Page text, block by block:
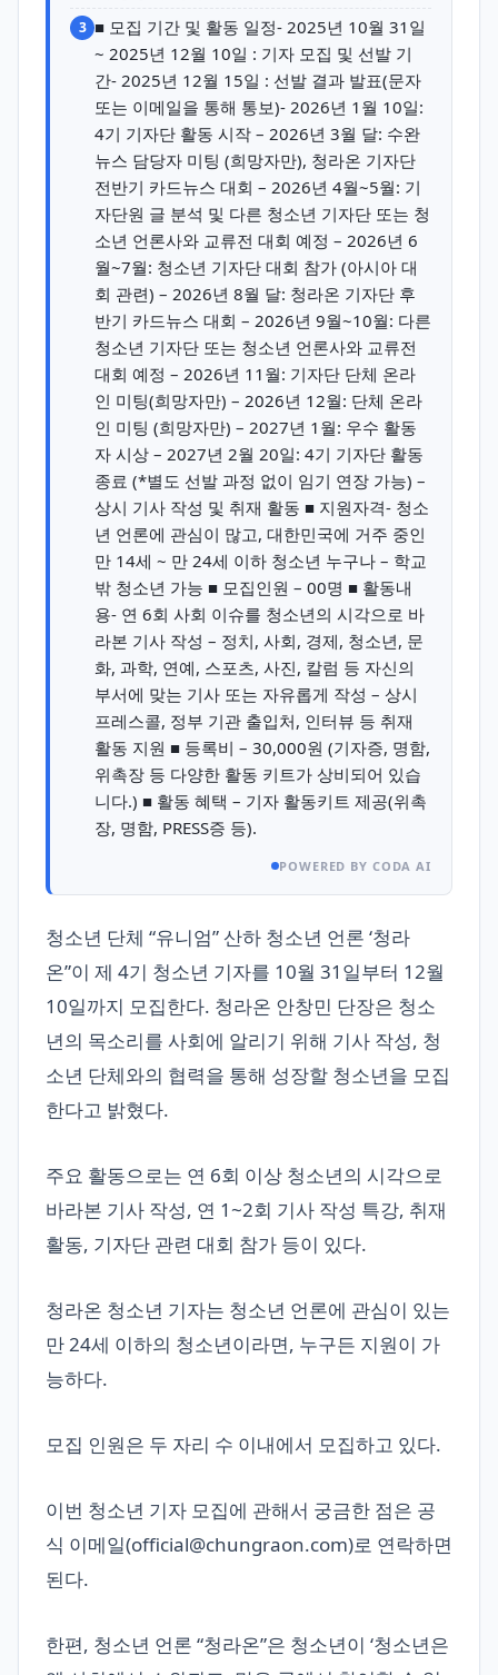
3 ■ 모집 기간 및 활동 일정- 2025년 10월 31일
~ 2025년 12월 10일 : 기자 모집 및 선발 기
간- 2025년 12월 15일 : 선발 결과 발표(문자
또는 이메일을 통해 통보)- 2026년 1월 10일:
4기 기자단 활동 시작 – 2026년 3월 달: 수완
뉴스 담당자 미팅 (희망자만), 청라온 기자단
전반기 카드뉴스 대회 – 2026년 4월~5월: 기
자단원 글 분석 및 다른 청소년 기자단 또는 청
소년 언론사와 교류전 대회 예정 – 2026년 6
월~7월: 청소년 기자단 대회 참가 (아시아 대
회 관련) – 2026년 8월 달: 청라온 기자단 후
반기 카드뉴스 대회 – 2026년 9월~10월: 다른
청소년 기자단 또는 청소년 언론사와 교류전
대회 예정 – 2026년 11월: 기자단 단체 온라
인 미팅(희망자만) – 2026년 12월: 단체 온라
인 미팅 (희망자만) – 2027년 1월: 우수 활동
자 시상 – 2027년 2월 20일: 4기 기자단 활동
종료 (*별도 선발 과정 없이 임기 연장 가능) –
상시 기사 작성 및 취재 활동 ■ 지원자격- 청소
년 언론에 관심이 많고, 대한민국에 거주 중인
만 14세 ~ 만 24세 이하 청소년 누구나 – 학교
밖 청소년 가능 ■ 모집인원 – 00명 ■ 활동내
용- 연 6회 사회 이슈를 청소년의 시각으로 바
라본 기사 작성 – 정치, 사회, 경제, 청소년, 문
화, 과학, 연예, 스포츠, 사진, 칼럼 등 자신의
부서에 맞는 기사 또는 자유롭게 작성 – 상시
프레스콜, 정부 기관 출입처, 인터뷰 등 취재
활동 지원 ■ 등록비 – 30,000원 (기자증, 명함,
위촉장 등 다양한 활동 키트가 상비되어 있습
니다.) ■ 활동 혜택 – 기자 활동키트 제공(위촉
장, 명함, PRESS증 등).
POWERED BY CODA AI
청소년 단체 “유니엄” 산하 청소년 언론 ‘청라
온”이 제 4기 청소년 기자를 10월 31일부터 12월
10일까지 모집한다. 청라온 안창민 단장은 청소
년의 목소리를 사회에 알리기 위해 기사 작성, 청
소년 단체와의 협력을 통해 성장할 청소년을 모집
한다고 밝혔다.
주요 활동으로는 연 6회 이상 청소년의 시각으로
바라본 기사 작성, 연 1~2회 기사 작성 특강, 취재
활동, 기자단 관련 대회 참가 등이 있다.
청라온 청소년 기자는 청소년 언론에 관심이 있는
만 24세 이하의 청소년이라면, 누구든 지원이 가
능하다.
모집 인원은 두 자리 수 이내에서 모집하고 있다.
이번 청소년 기자 모집에 관해서 궁금한 점은 공
식 이메일(official@chungraon.com)로 연락하면
된다.
한편, 청소년 언론 “청라온”은 청소년이 ‘청소년은